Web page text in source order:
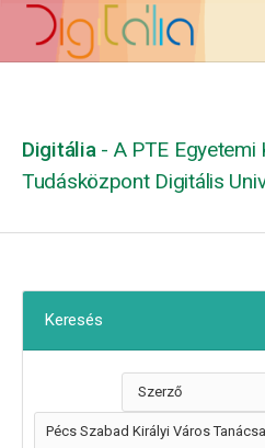
Digitália - A PTE Egyetemi
Tudásközpont Digitális
Keresés